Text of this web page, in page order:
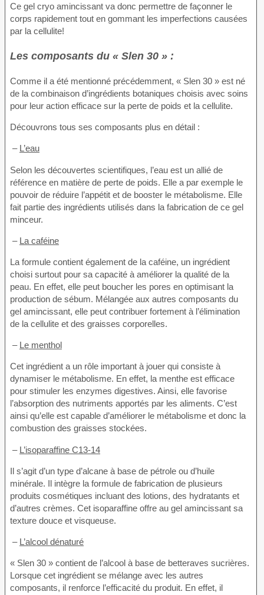
Ce gel cryo amincissant va donc permettre de façonner le
corps rapidement tout en gommant les imperfections causées
par la cellulite!
Les composants du « Slen 30 » :
Comme il a été mentionné précédemment, « Slen 30 » est né
de la combinaison d’ingrédients botaniques choisis avec soins
pour leur action efficace sur la perte de poids et la cellulite.
Découvrons tous ses composants plus en détail :
– L’eau
Selon les découvertes scientifiques, l’eau est un allié de
référence en matière de perte de poids. Elle a par exemple le
pouvoir de réduire l’appétit et de booster le métabolisme. Elle
fait partie des ingrédients utilisés dans la fabrication de ce gel
minceur.
– La caféine
La formule contient également de la caféine, un ingrédient
choisi surtout pour sa capacité à améliorer la qualité de la
peau. En effet, elle peut boucher les pores en optimisant la
production de sébum. Mélangée aux autres composants du
gel amincissant, elle peut contribuer fortement à l’élimination
de la cellulite et des graisses corporelles.
– Le menthol
Cet ingrédient a un rôle important à jouer qui consiste à
dynamiser le métabolisme. En effet, la menthe est efficace
pour stimuler les enzymes digestives. Ainsi, elle favorise
l’absorption des nutriments apportés par les aliments. C’est
ainsi qu’elle est capable d’améliorer le métabolisme et donc la
combustion des graisses stockées.
– L’isoparaffine C13-14
Il s’agit d’un type d’alcane à base de pétrole ou d’huile
minérale. Il intègre la formule de fabrication de plusieurs
produits cosmétiques incluant des lotions, des hydratants et
d’autres crèmes. Cet isoparaffine offre au gel amincissant sa
texture douce et visqueuse.
– L’alcool dénaturé
« Slen 30 » contient de l’alcool à base de betteraves sucrières.
Lorsque cet ingrédient se mélange avec les autres
composants, il renforce l’efficacité du produit. En effet, il